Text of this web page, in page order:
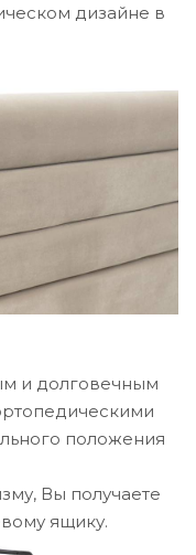
дизайне в
и долговечным
положения
Вы получаете
ящику.